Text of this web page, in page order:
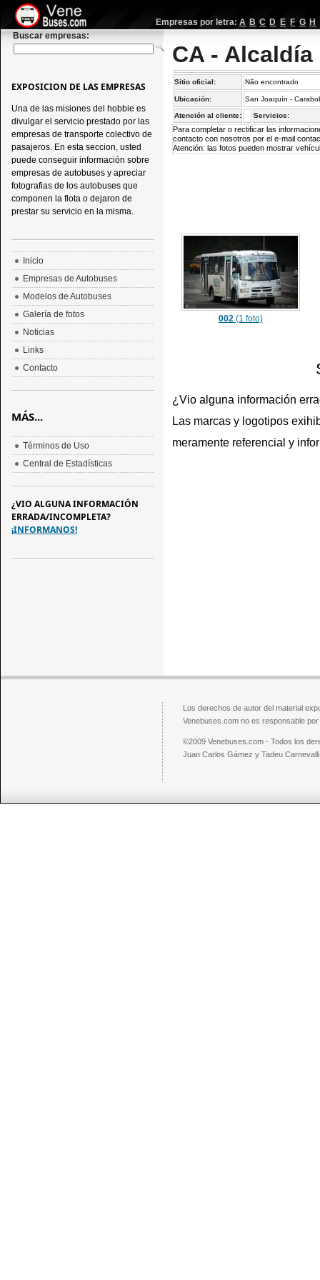
Empresas por letra: A B C D E F G H
Buscar empresas:
CA -
Sitio oficial: Não encontrado
Ubicación: San Joaquín -
Atención al cliente: Servicios:
Para completar o rectificar las
contacto con nosotros por el e-mail
Atención: las fotos pueden mostrar
002(1 foto)
¿Vio alguna información
Las marcas y logotipos
meramente referencial y
EXPOSICION DE LAS EMPRESAS
Una de las misiones del hobbie es
divulgar el servicio prestado por las
empresas de transporte colectivo de
pasajeros. En esta seccion, usted
puede conseguir información sobre
empresas de autobuses y apreciar
fotografias de los autobuses que
componen la flota o dejaron de
prestar su servicio en la misma.
Inicio
Empresas de Autobuses
Modelos de Autobuses
Galería de fotos
Noticias
Links
Contacto
MÁS...
Términos de Uso
Central de Estadísticas
¿VIO ALGUNA INFORMACIÓN
ERRADA/INCOMPLETA?
¡INFORMANOS!
Los derechos de autor del material
Venebuses.com no es responsable
©2009 Venebuses.com - Todos los
Juan Carlos Gámez y Tadeu Carnevalli